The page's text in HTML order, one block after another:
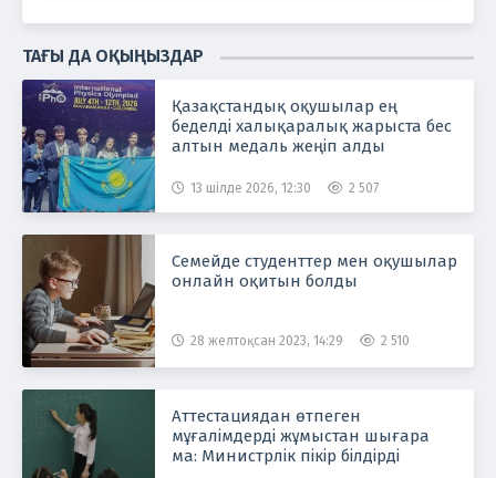
ТАҒЫ ДА ОҚЫҢЫЗДАР
Қазақстандық оқушылар ең
беделді халықаралық жарыста бес
алтын медаль жеңіп алды
13 шілде 2026, 12:30 2 507
Семейде студенттер мен оқушылар
онлайн оқитын болды
28 желтоқсан 2023, 14:29 2 510
Аттестациядан өтпеген
мұғалімдерді жұмыстан шығара
ма: Министрлік пікір білдірді